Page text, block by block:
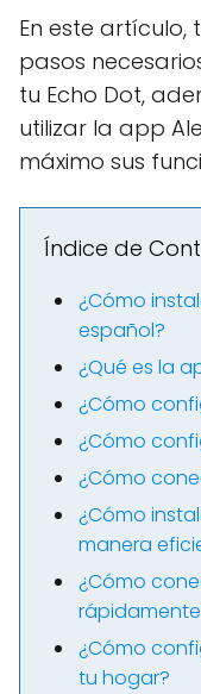
En este
pasos
tu Echo Dot,
utilizar la app
máximo sus
Índice de
¿Cómo
español?
¿Qué es la
¿Cómo
¿Cómo
¿Cómo
¿Cómo
manera
¿Cómo
¿Cómo
tu hogar?